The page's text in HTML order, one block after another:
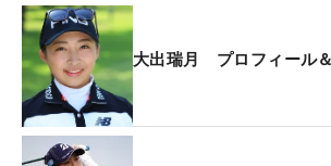
大出瑞月 プロフィール